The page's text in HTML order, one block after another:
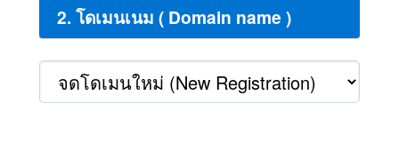
2. โดเมนเนม ( Domain name )